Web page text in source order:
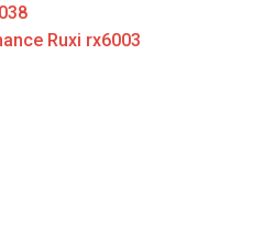
Ruxi rx6003